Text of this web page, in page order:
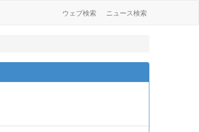
ウェブ検索 ニュース検索